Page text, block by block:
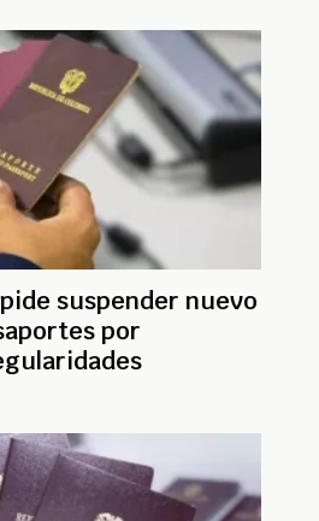
suspender nuevo
por